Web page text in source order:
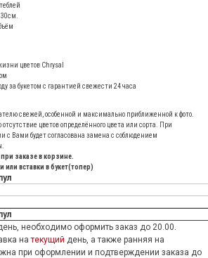
цветов Chrysal
за букетом с гарантией свежести 24 часа
свежей, особенной и максимально приближенной к фото.
цветов определённого цвета или сорта. При
с Вами будет согласована замена с соблюдением
заказе в корзине.
вставки в букет(топер)
необходимо оформить заказ до 20.00.
натекущий день, а также ранняя на
при оформлении и подтверждении заказа до